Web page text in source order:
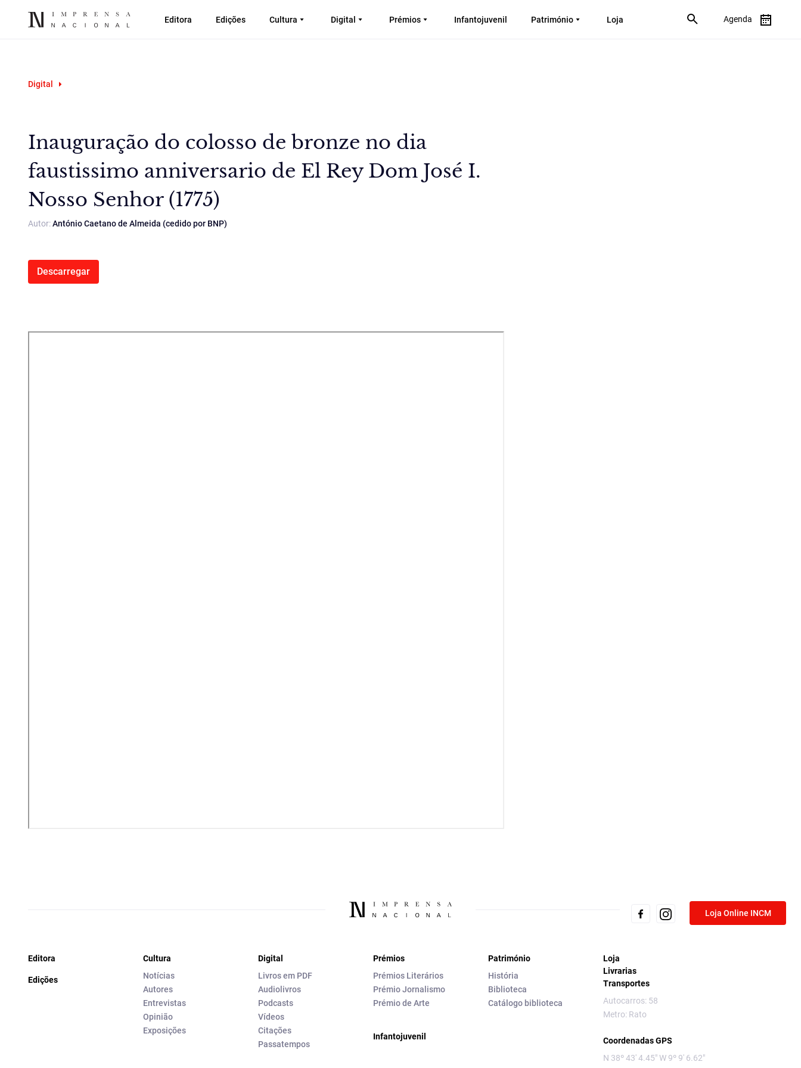
Editora Edições Cultura Digital Prémios Infantojuvenil Património Loja Agenda
Digital
Inauguração do colosso de bronze no dia
faustissimo anniversario de El Rey Dom José I.
Nosso Senhor (1775)
Autor:António Caetano de Almeida (cedido por BNP)
Descarregar
Loja Online INCM
Editora
Edições
Cultura
Notícias
Autores
Entrevistas
Opinião
Exposições
Digital
Livros em PDF
Audiolivros
Podcasts
Vídeos
Citações
Passatempos
Prémios
Prémios Literários
Prémio Jornalismo
Prémio de Arte
Infantojuvenil
Património
História
Biblioteca
Catálogo biblioteca
Loja
Livrarias
Transportes
Autocarros: 58
Metro: Rato
Coordenadas GPS
N 38º 43' 4.45" W 9º 9' 6.62"